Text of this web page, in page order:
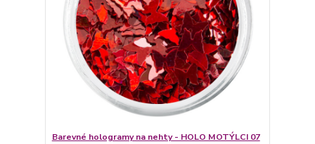
Barevné hologramy na nehty - HOLO MOTÝLCI 07